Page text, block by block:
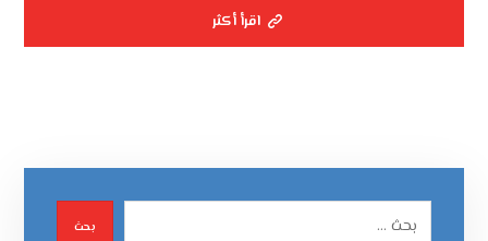
اقرأ أكثر
بحث